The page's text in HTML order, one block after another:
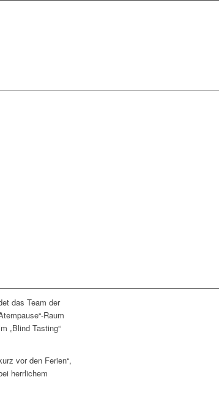
das Team der
Raum
„Blind Tasting“
vor den Ferien“,
herrlichem